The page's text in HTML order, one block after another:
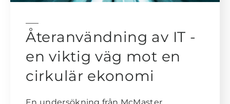
Återanvändning av IT -
en viktig väg mot en
cirkulär ekonomi